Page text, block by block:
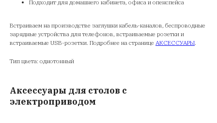
Подходит для домашнего кабинета, офиса и опенспейса
Встраиваем на производстве заглушки кабель-каналов, беспроводные
зарядные устройства для телефонов, встраиваемые розетки и
встраиваемые USB-розетки. Подробнее на странице АКСЕССУАРЫ.
Тип цвета: однотонный
Аксессуары для столов с
электроприводом